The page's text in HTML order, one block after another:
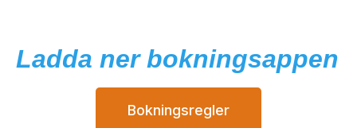
Ladda ner bokningsappen
Bokningsregler